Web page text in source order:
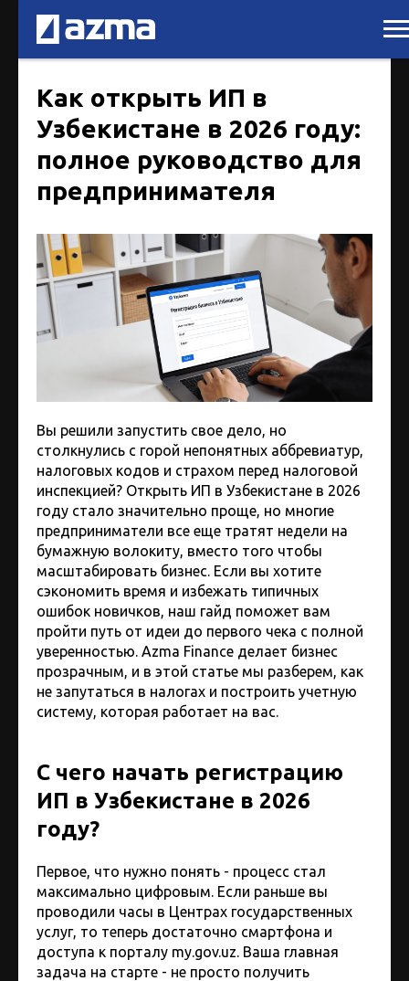
Как открыть ИП в
Узбекистане в 2026 году:
полное руководство для
предпринимателя
Вы решили запустить свое дело, но
столкнулись с горой непонятных аббревиатур,
налоговых кодов и страхом перед налоговой
инспекцией? Открыть ИП в Узбекистане в 2026
году стало значительно проще, но многие
предприниматели все еще тратят недели на
бумажную волокиту, вместо того чтобы
масштабировать бизнес. Если вы хотите
сэкономить время и избежать типичных
ошибок новичков, наш гайд поможет вам
пройти путь от идеи до первого чека с полной
уверенностью. Azma Finance делает бизнес
прозрачным, и в этой статье мы разберем, как
не запутаться в налогах и построить учетную
систему, которая работает на вас.
С чего начать регистрацию
ИП в Узбекистане в 2026
году?
Первое, что нужно понять - процесс стал
максимально цифровым. Если раньше вы
проводили часы в Центрах государственных
услуг, то теперь достаточно смартфона и
доступа к порталу my.gov.uz. Ваша главная
задача на старте - не просто получить